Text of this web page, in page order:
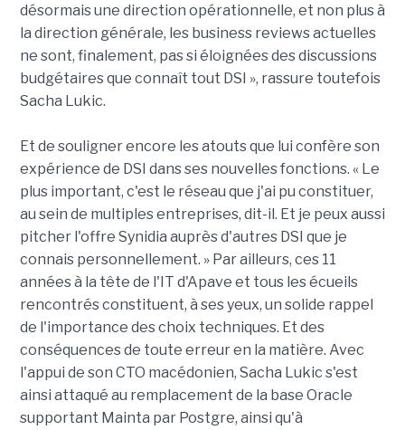
désormais une direction opérationnelle, et non plus à
la direction générale, les business reviews actuelles
ne sont, finalement, pas si éloignées des discussions
budgétaires que connaît tout DSI », rassure toutefois
Sacha Lukic.
Et de souligner encore les atouts que lui confère son
expérience de DSI dans ses nouvelles fonctions. « Le
plus important, c'est le réseau que j'ai pu constituer,
au sein de multiples entreprises, dit-il. Et je peux aussi
pitcher l'offre Synidia auprès d'autres DSI que je
connais personnellement. » Par ailleurs, ces 11
années à la tête de l'IT d'Apave et tous les écueils
rencontrés constituent, à ses yeux, un solide rappel
de l'importance des choix techniques. Et des
conséquences de toute erreur en la matière. Avec
l'appui de son CTO macédonien, Sacha Lukic s'est
ainsi attaqué au remplacement de la base Oracle
supportant Mainta par Postgre, ainsi qu'à